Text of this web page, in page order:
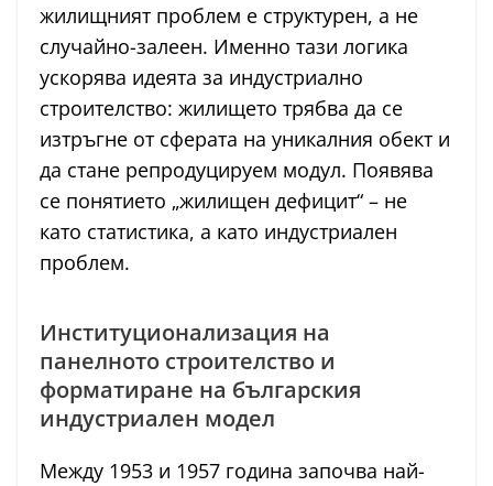
жилищният проблем е структурен, а не
случайно-залеен. Именно тази логика
ускорява идеята за индустриално
строителство: жилището трябва да се
изтръгне от сферата на уникалния обект и
да стане репродуцируем модул. Появява
се понятието „жилищен дефицит“ – не
като статистика, а като индустриален
проблем.
Институционализация на
панелното строителство и
форматиране на българския
индустриален модел
Между 1953 и 1957 година започва най-